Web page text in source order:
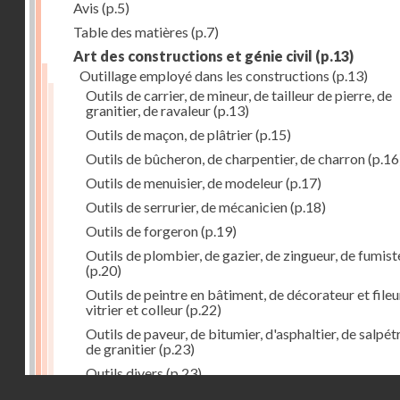
Avis (p.5)
Table des matières (p.7)
Art des constructions et génie civil (p.13)
Outillage employé dans les constructions (p.13)
Outils de carrier, de mineur, de tailleur de pierre, de
granitier, de ravaleur(p.13)
Outils de maçon, de plâtrier(p.15)
Outils de bûcheron, de charpentier, de charron
Outils de menuisier, de modeleur(p.17)
Outils de serrurier, de mécanicien(p.18)
Outils de forgeron(p.19)
Outils de plombier, de gazier, de zingueur, de
(p.20)
Outils de peintre en bâtiment, de décorateur et
vitrier et colleur(p.22)
Outils de paveur, de bitumier, d'asphaltier, de
de granitier(p.23)
Outils divers(p.23)